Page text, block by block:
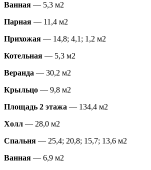
Ванная — 5,3 м2
Парная — 11,4 м2
Прихожая — 14,8; 4,1; 1,2 м2
Котельная — 5,3 м2
Веранда — 30,2 м2
Крыльцо — 9,8 м2
Площадь 2 этажа — 134,4 м2
Холл — 28,0 м2
Спальня — 25,4; 20,8; 15,7; 13,6 м2
Ванная — 6,9 м2